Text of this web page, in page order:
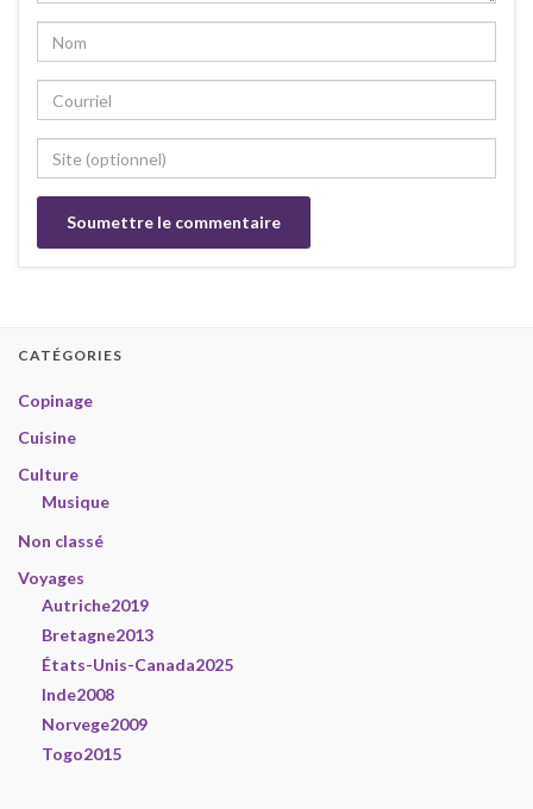
CATÉGORIES
Copinage
Cuisine
Culture
Musique
Non classé
Voyages
Autriche2019
Bretagne2013
États-Unis-Canada2025
Inde2008
Norvege2009
Togo2015